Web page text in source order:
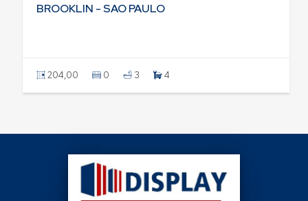
BROOKLIN - SAO PAULO
204,00 0 3 4